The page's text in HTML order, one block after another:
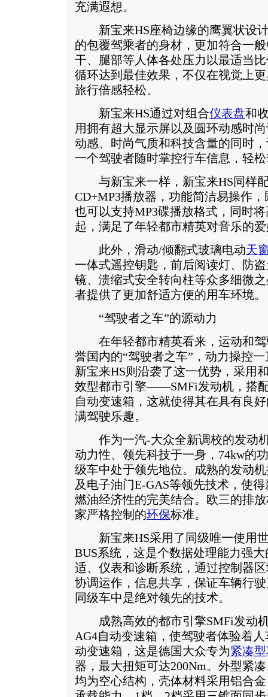
充满遐想。
新宝来HS座椅边缘的鹰翼状设计
的包覆驾乘者的身材，更加符合一
干、腿部等人体各处压力以最适当
循环达到最佳效果，不仅在视觉上
旅行倍感轻松。
新宝来HS通过对组合仪表盘和
用拥有超大显示屏以及圆环动感时
动感、时尚气质和科技含量的同时
一个驾驶者随时掌控行车信息，轻
与新宝来一样，新宝来HS同样配
CD+MP3播放器，功能简洁易操作
也可以支持MP3碟播放格式，同时
起，满足了年轻都市精英对音乐的
此外，滑动/倾翻式玻璃电动天
一体式遥控钥匙，前后阅读灯、防
镜、溃缩式安全转向柱等众多细微
者提供了更加舒适方便的用车环境。
“驾驶者之车”的源动力
在年轻都市精英看来，运动和驾
誉国内的“驾驶者之车”，动力操控
新宝来HS则沿袭了这一优势，采用
效型都市引擎——SMFi发动机，搭
自动变速箱，这就使得其在具有良
满驾驶乐趣。
作为一汽-大众全新调校的发动机
动力性、领先科技于一身，74kw的
级车中处于领先地位。成熟的发动
及电子油门E-GAS等领先技术，使
燃油经济性的完美结合。欧三的排
家严格控制的环保标准。
新宝来HS采用了同级唯一使用
BUS系统，这是个数据处理能力强
适、仪表和诊断系统，通过控制器
协调运作，信息共享，保证车辆行
同级车中是绝对领先的技术。
成熟高效的都市引擎SMFi发动机
AG4自动变速箱，使驾驶者体验着
动变速箱，这是德国大众专为紧凑
器，最大扭矩可达200Nm。外型紧
均为空心结构，壳体材料采用铝合